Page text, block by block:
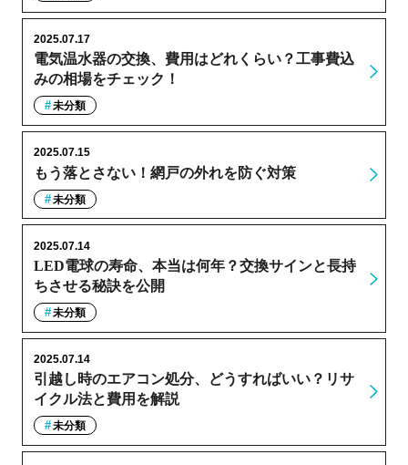
電気温水器の交換、費用はどれくらい？工事費込
みの相場をチェック！
2025.07.17
未分類
もう落とさない！網戸の外れを防ぐ対策
2025.07.15
未分類
LED電球の寿命、本当は何年？交換サインと長持
ちさせる秘訣を公開
2025.07.14
未分類
引越し時のエアコン処分、どうすればいい？リサ
イクル法と費用を解説
2025.07.14
未分類